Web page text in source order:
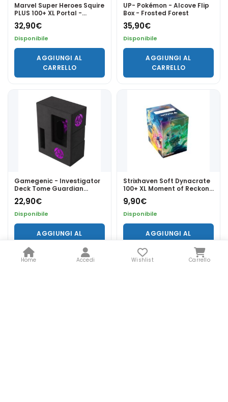
Marvel Super Heroes Squire
PLUS 100+ XL Portal -
Gamegenic
32,90€
Disponibile
AGGIUNGI AL
CARRELLO
UP- Pokémon - Alcove Flip
Box - Frosted Forest
35,90€
Disponibile
AGGIUNGI AL
CARRELLO
Gamegenic - Investigator
Deck Tome Guardian
Purple - New Edition
22,90€
Disponibile
AGGIUNGI AL
Strixhaven Soft Dynacrate
100+ XL Moment of Reckoni
- Gamegenic
9,90€
Disponibile
AGGIUNGI AL
Home Accedi Wishlist Carrello